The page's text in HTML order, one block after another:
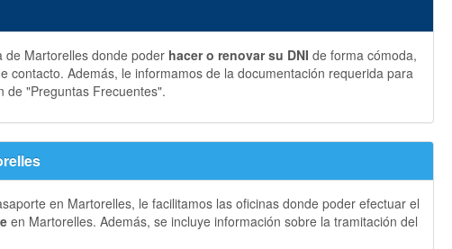
de Martorelles donde poder hacer o renovar su DNI de forma cómoda,
contacto. Además, le informamos de la documentación requerida para
de "Preguntas Frecuentes".
en Martorelles, le facilitamos las oficinas donde poder efectuar el
en Martorelles. Además, se incluye información sobre la tramitación del